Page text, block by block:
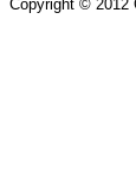
Copyright © 2012